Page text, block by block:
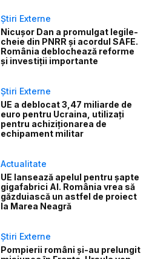
Știri Externe
Nicușor Dan a promulgat legile-
cheie din PNRR și acordul SAFE.
România deblochează reforme
și investiții importante
Știri Externe
UE a deblocat 3,47 miliarde de
euro pentru Ucraina, utilizați
pentru achiziționarea de
echipament militar
Actualitate
UE lansează apelul pentru șapte
gigafabrici AI. România vrea să
găzduiască un astfel de proiect
la Marea Neagră
Știri Externe
Pompierii români și-au prelungit